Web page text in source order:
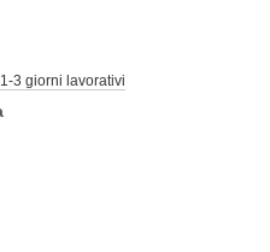
1-3 giorni lavorativi